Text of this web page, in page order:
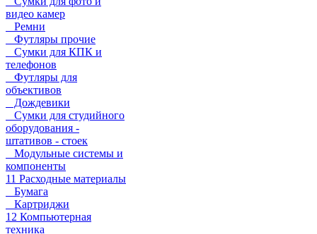
видео камер
Ремни
Футляры прочие
Сумки для КПК и
телефонов
Футляры для
объективов
Дождевики
Сумки для студийного
оборудования -
штативов - стоек
Модульные системы и
компоненты
11 Расходные материалы
Бумага
Картриджи
12 Компьютерная
техника